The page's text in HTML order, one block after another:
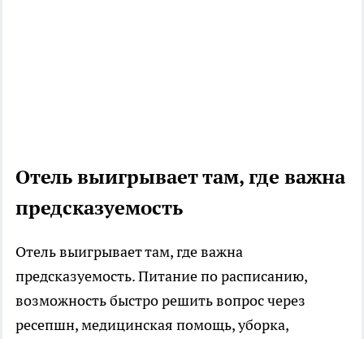
Отель выигрывает там, где важна
предсказуемость
Отель выигрывает там, где важна
предсказуемость. Питание по расписанию,
возможность быстро решить вопрос через
ресепшн, медицинская помощь, уборка,